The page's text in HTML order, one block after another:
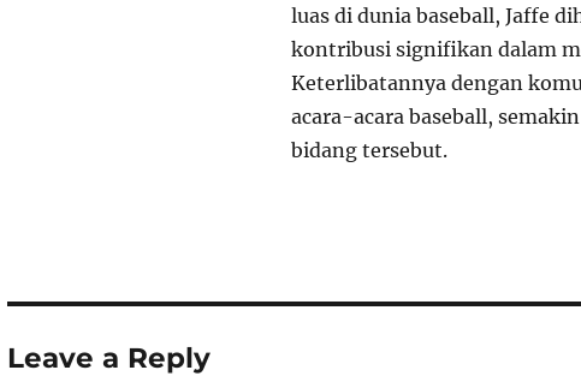
luas di dunia baseball, Jaffe
kontribusi signifikan dalam
Keterlibatannya dengan
acara-acara baseball,
bidang tersebut.
Leave a Reply